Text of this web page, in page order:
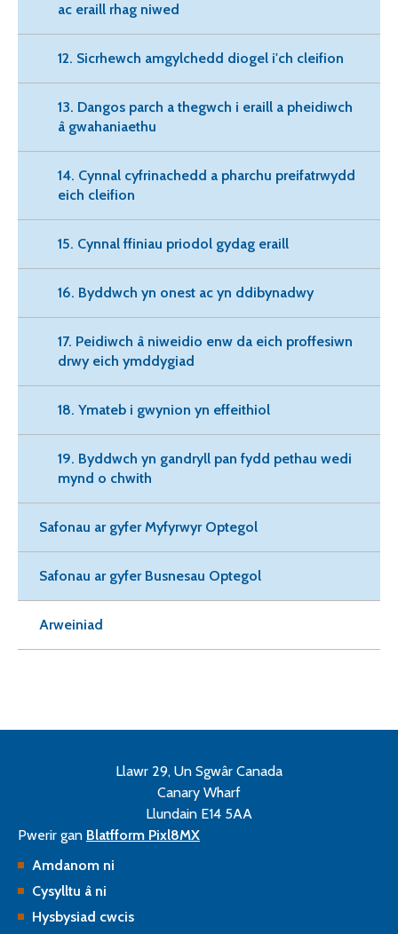
ac eraill rhag niwed
12. Sicrhewch amgylchedd diogel i'ch cleifion
13. Dangos parch a thegwch i eraill a pheidiwch
â gwahaniaethu
14. Cynnal cyfrinachedd a pharchu preifatrwydd
eich cleifion
15. Cynnal ffiniau priodol gydag eraill
16. Byddwch yn onest ac yn ddibynadwy
17. Peidiwch â niweidio enw da eich proffesiwn
drwy eich ymddygiad
18. Ymateb i gwynion yn effeithiol
19. Byddwch yn gandryll pan fydd pethau wedi
mynd o chwith
Safonau ar gyfer Myfyrwyr Optegol
Safonau ar gyfer Busnesau Optegol
Arweiniad
Llawr 29, Un Sgwâr Canada
Canary Wharf
Llundain E14 5AA
Pwerir gan Blatfform Pixl8MX
Amdanom ni
Cysylltu â ni
Hysbysiad cwcis